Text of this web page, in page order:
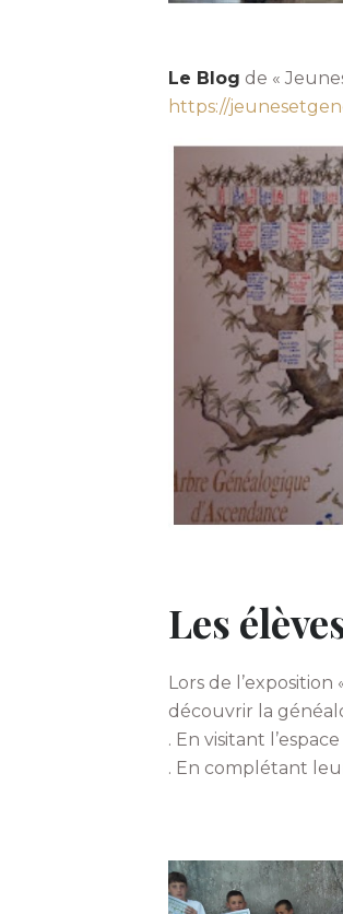
Le Blog de «
https://
Les
Lors de
découvrir la
. En visitant
. En complétant